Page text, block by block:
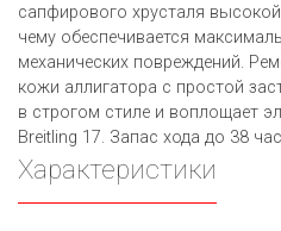
сапфирового хрусталя
чему обеспечивается
механических повреждений.
кожи аллигатора с простой
в строгом стиле и воплощает
Breitling 17. Запас хода до 38
Характеристики